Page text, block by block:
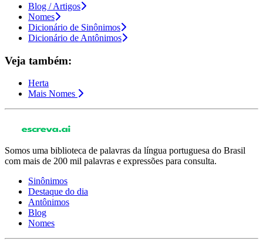
Blog / Artigos
Nomes
Dicionário de Sinônimos
Dicionário de Antônimos
Veja também:
Herta
Mais Nomes
Somos uma biblioteca de palavras da língua portuguesa do Brasil
com mais de 200 mil palavras e expressões para consulta.
Sinônimos
Destaque do dia
Antônimos
Blog
Nomes